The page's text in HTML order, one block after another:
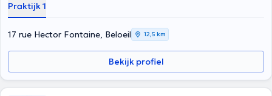
Praktijk 1
17 rue Hector Fontaine, Beloeil 12,5 km
Bekijk profiel